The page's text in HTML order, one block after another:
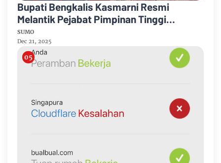
Bupati Bengkalis Kasmarni Resmi
Melantik Pejabat Pimpinan Tinggi
Pratama
SUMO
Dec 21, 2025